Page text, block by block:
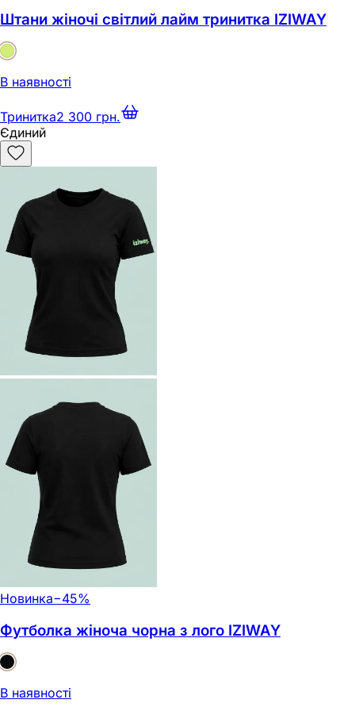
Штани жіночі світлий лайм тринитка IZIWAY
В наявності
Тринитка2 300 грн.
Єдиний
Новинка−45%
Футболка жіноча чорна з лого IZIWAY
В наявності